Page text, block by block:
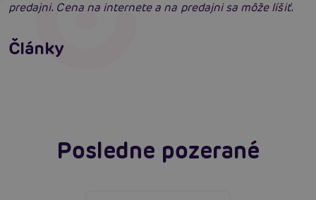
predajni. Cena na internete a na predajni sa môže líšiť.
Články
neodolateľne sexy
Čítať viacej
Erotická inteligencia: Príručka Sexiómov
Posledne pozerané